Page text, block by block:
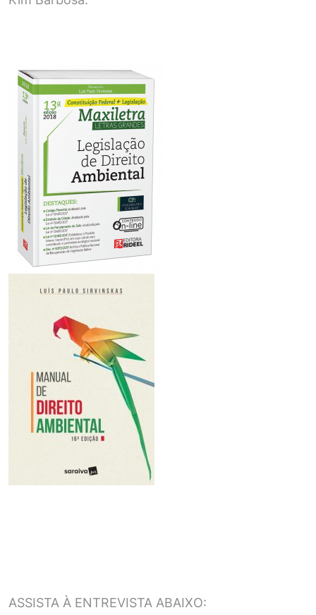
ASSISTA À ENTREVISTA ABAIXO: